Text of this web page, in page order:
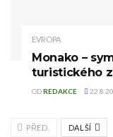
EVROPA
Monako –
turistického
ODREDAKCE
PŘED. DALŠÍ